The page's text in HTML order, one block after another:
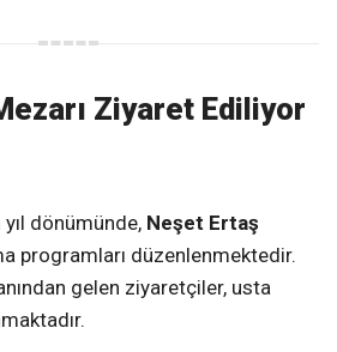
Ziyaret Ediliyor
dönümünde, Neşet Ertaş
programları düzenlenmektedir.
gelen ziyaretçiler, usta